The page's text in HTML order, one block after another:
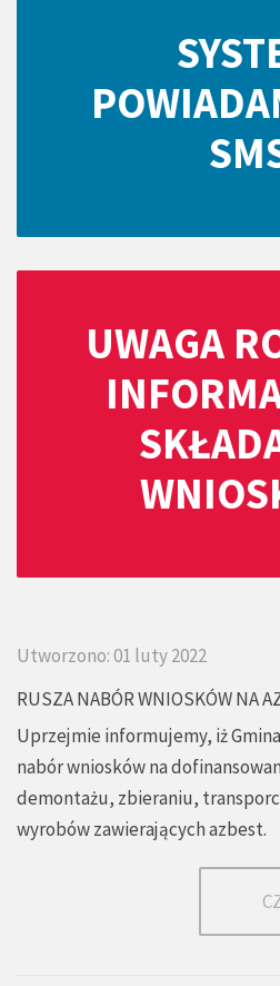
UWAGA
Utworzono: 01 luty 2022
RUSZA NABÓR WNIOSKÓW NA
Uprzejmie informujemy, iż
nabór wniosków na
demontażu, zbieraniu,
wyrobów zawierających azbest.